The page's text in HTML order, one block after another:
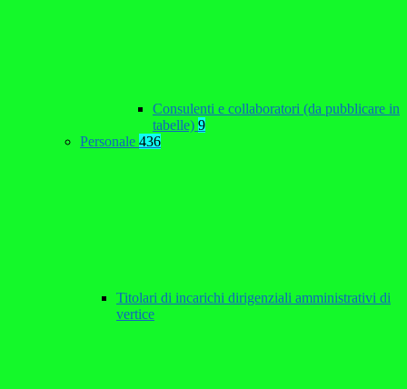
Consulenti e collaboratori (da pubblicare in
tabelle) 9
Personale 436
Titolari di incarichi dirigenziali amministrativi di
vertice